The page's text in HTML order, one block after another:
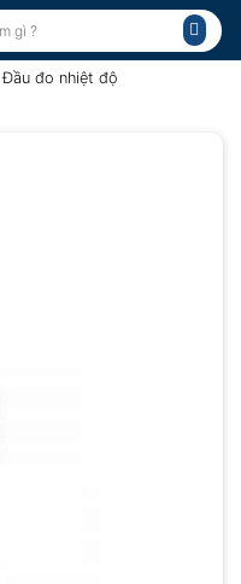
Đầu đo nhiệt độ